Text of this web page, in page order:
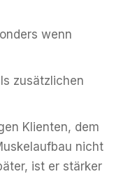
wenn
zusätzlichen
Klienten, dem
nicht
ist er stärker